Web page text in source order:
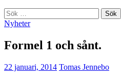
Sök
efter:
Nyheter
Formel 1 och sånt.
22 januari, 2014 Tomas Jennebo